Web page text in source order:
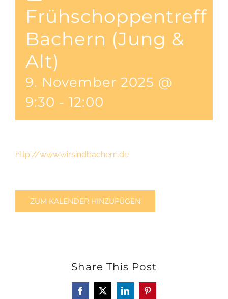
Frühschoppentreff
Bachern (Jung &
Alt)
9. November 2025 @
9:30 - 12:00
http://www.wirsindbachern.de
ZUM KALENDER HINZUFÜGEN
Share This Post
Facebook
X LinkedInPinterest